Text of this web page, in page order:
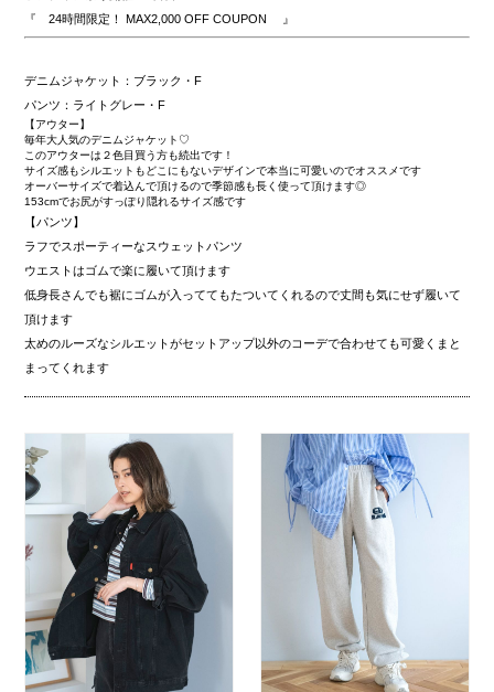
『 24時間限定！ MAX2,000 OFF COUPON 』
デニムジャケット：ブラック・F
パンツ：ライトグレー・F
【アウター】
毎年大人気のデニムジャケット♡
このアウターは２色目買う方も続出です！
サイズ感もシルエットもどこにもないデザインで本当に可愛いのでオススメです
オーバーサイズで着込んで頂けるので季節感も長く使って頂けます◎
153cmでお尻がすっぽり隠れるサイズ感です
【パンツ】
ラフでスポーティーなスウェットパンツ
ウエストはゴムで楽に履いて頂けます
低身長さんでも裾にゴムが入っててもたついてくれるので丈間も気にせず履いて
頂けます
太めのルーズなシルエットがセットアップ以外のコーデで合わせても可愛くまと
まってくれます